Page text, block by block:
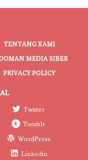
TENTANG KAMI
MEDIA SIBER
PRIVACY POLICY
Twitter
Tumblr
WordPress
Linkedin